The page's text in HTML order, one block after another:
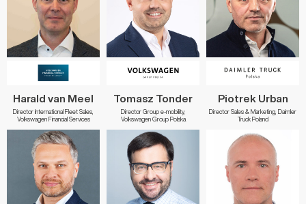
Harald van Meel
Director International Fleet Sales,
Volkswagen Financial Services
Tomasz Tonder
Director Group e-mobility,
Volkswagen Group Polska
Piotrek Urban
Director Sales & Marketing, Daimler
Truck Poland